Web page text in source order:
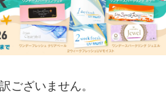
ございません。